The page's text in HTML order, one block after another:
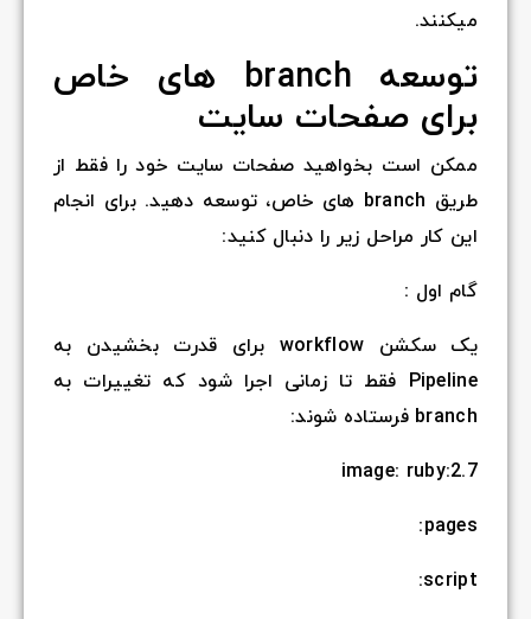
میکنند.
توسعه branch های خاص
برای صفحات سایت
ممکن است بخواهید صفحات سایت خود را فقط از
طریق branch های خاص، توسعه دهید. برای انجام
این کار مراحل زیر را دنبال کنید:
گام اول :
یک سکشن workflow برای قدرت بخشیدن به
Pipeline فقط تا زمانی اجرا شود که تغییرات به
branch فرستاده شوند:
image: ruby:2.7
pages:
script: